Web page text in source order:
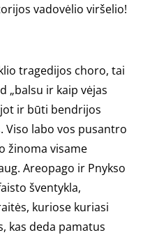
vadovėlio viršelio!
tragedijos choro, tai
„balsu ir kaip vėjas
ir būti bendrijos
Viso labo vos pusantro
žinoma visame
Areopago ir Pnykso
šventykla,
kuriose kuriasi
kas deda pamatus